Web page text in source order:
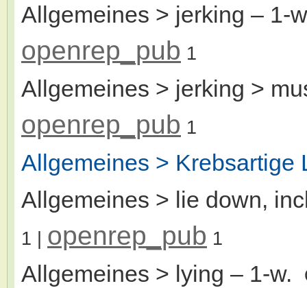
Allgemeines > jerking – 1-
openrep_pub 1
Allgemeines > jerking >
openrep_pub 1
Allgemeines > Krebsartige
Allgemeines > lie down,
1 | openrep_pub 1
Allgemeines > lying – 1-w.